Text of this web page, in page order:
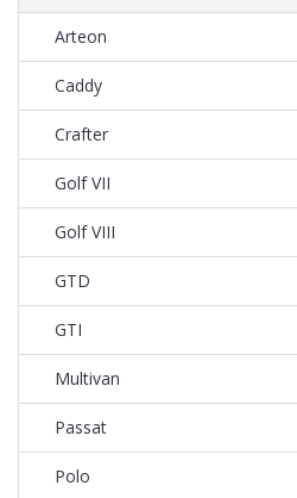
Arteon
Caddy
Crafter
Golf VII
Golf VIII
GTD
GTI
Multivan
Passat
Polo